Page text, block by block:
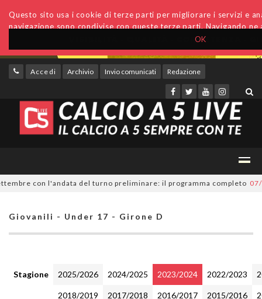
OK
Questo sito usa i cookie di terze parti per migliorare i servizi e
navigazione sono condivise con queste terze parti. Navigando
Accedi Archivio Invio comunicati Redazione
con l'andata del turno preliminare: il programma completo 07/08/
Giovanili - Under 17 - Girone D
Stagione 2025/2026 2024/2025 2023/2024 2022/2023
2018/2019 2017/2018 2016/2017 2015/2016